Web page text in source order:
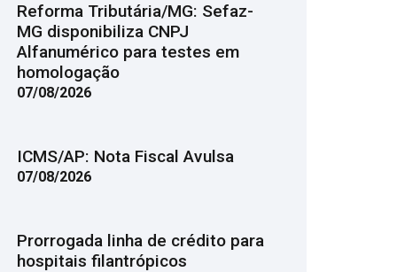
Reforma Tributária/MG: Sefaz-
MG disponibiliza CNPJ
Alfanumérico para testes em
homologação
07/08/2026
ICMS/AP: Nota Fiscal Avulsa
07/08/2026
Prorrogada linha de crédito para
hospitais filantrópicos